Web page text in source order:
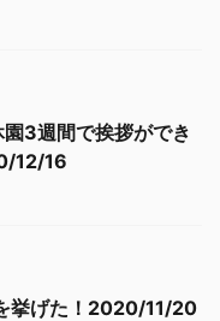
3週間で挨拶ができ
12/16
挙げた！2020/11/20